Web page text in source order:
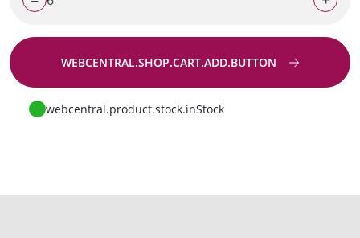
WEBCENTRAL.SHOP.CART.ADD.BUTTON
Zur Anfrage
webcentral.product.stock.inStock